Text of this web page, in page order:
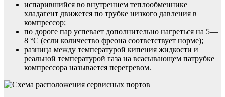
испарившийся во внутреннем теплообменнике
хладагент движется по трубке низкого давления в
компрессор;
по дороге пар успевает дополнительно нагреться на 5—
8 °С (если количество фреона соответствует норме);
разница между температурой кипения жидкости и
реальной температурой газа на всасывающем патрубке
компрессора называется перегревом.